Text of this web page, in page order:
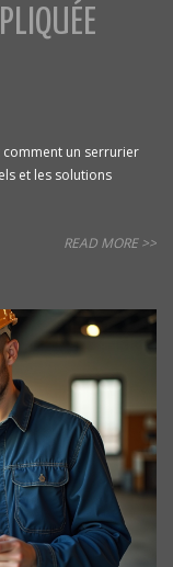
comment un serrurier
et les solutions
READ MORE >>